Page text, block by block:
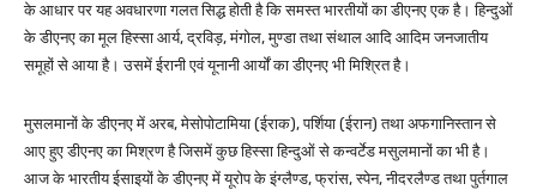
के आधार पर यह अवधारणा गलत सिद्ध होती है कि समस्त भारतीयों का डीएनए एक है। हिन्दुओं
के डीएनए का मूल हिस्सा आर्य, द्रविड़, मंगोल, मुण्डा तथा संथाल आदि आदिम जनजातीय
समूहों से आया है। उसमें ईरानी एवं यूनानी आर्यों का डीएनए भी मिश्रित है।
मुसलमानों के डीएनए में अरब, मेसोपोटामिया (ईराक), पर्शिया (ईरान) तथा अफगानिस्तान से
आए हुए डीएनए का मिश्रण है जिसमें कुछ हिस्सा हिन्दुओं से कन्वर्टेड मसुलमानों का भी है।
आज के भारतीय ईसाइयों के डीएनए में यूरोप के इंग्लैण्ड, फ्रांस, स्पेन, नीदरलैण्ड तथा पुर्तगाल